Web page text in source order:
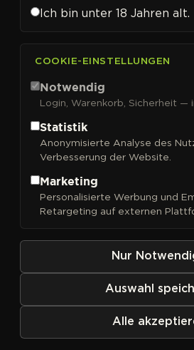
00 Seeds
Sortieren nach
00 Seeds
00 Cheese Auto
00 Kush Auto
Ich bin unter 18 Jahren alt.
COOKIE-EINSTELLUNGEN
Notwendig
Login, Warenkorb, Sicherheit —
Statistik
Anonymisierte Analyse des
Verbesserung der Website.
Marketing
Personalisierte Werbung und
Retargeting auf externen
Nur
Auswahl
Alle